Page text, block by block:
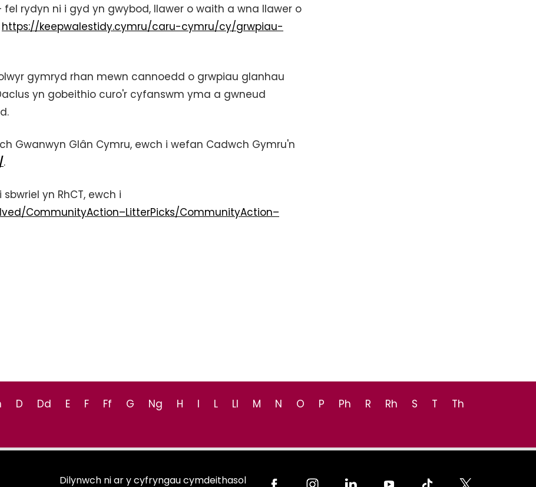
rydyn ni i gyd yn gwybod, llawer o waith a wna llawer o
https://keepwalestidy.cymru/caru-cymru/cy/grwpiau-
gymryd rhan mewn cannoedd o grwpiau glanhau
yn gobeithio curo'r cyfanswm yma a gwneud
Gwanwyn Glân Cymru, ewch i wefan Cadwch Gymru'n
.
yn RhCT, ewch i
CommunityAction–LitterPicks/CommunityAction–
D Dd E F Ff G Ng H I L Ll M N O P Ph R Rh S T
Th
Dilynwch ni ar y cyfryngau cymdeithasol